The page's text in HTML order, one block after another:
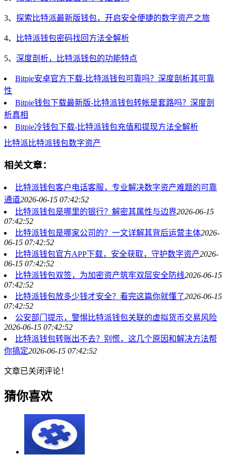
3、 探索比特派最新版钱包，开启安全便捷的数字资产之旅
4、 比特派钱包密码找回方法全解析
5、 深度剖析，比特派钱包的功能特点
Bitpie安卓官方下载-比特派钱包可靠吗？深度剖析其可靠
性
Bitpie钱包下载最新版-比特派钱包转帐是套路吗？深度剖
析真相
Bitpie冷钱包下载-比特派钱包充值和提现方法全解析
比特派 比特派钱包数字资产
相关文章：
比特派钱包客户电话客服，专业解决数字资产难题的可靠
通道2026-06-15 07:42:52
比特派钱包是哪里的银行？解密其属性与边界2026-06-15
07:42:52
比特派钱包是哪家公司的？一文详解其背后运营主体2026-
06-15 07:42:52
比特派钱包官方APP下载，安全获取，守护数字资产2026-
06-15 07:42:52
比特派钱包双签，为加密资产筑牢双层安全防线2026-06-15
07:42:52
比特派钱包放多少钱才安全？看完这篇你就懂了2026-06-15
07:42:52
公安部门提示，警惕比特派钱包关联的虚拟货币交易风险
2026-06-15 07:42:52
比特派钱包转账出不去？别慌，这几个原因和解决方法帮
你搞定2026-06-15 07:42:52
文章已关闭评论！
猜你喜欢